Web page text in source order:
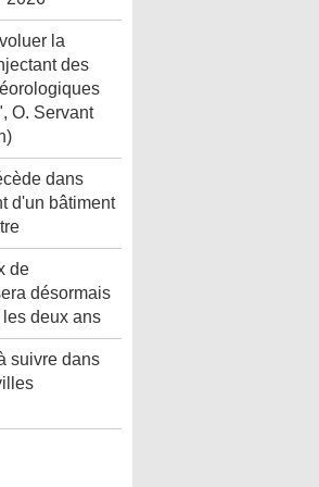
la
des
O. Servant
dans
d'un bâtiment
de
désormais
deux ans
suivre dans